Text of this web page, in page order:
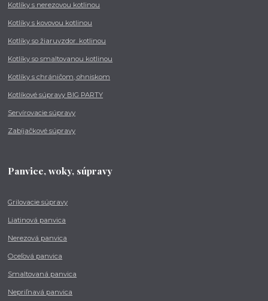
Kotlíky s nerezovou kotlinou
Kotlíky s kovovou kotlinou
Kotlíky so žiaruvzdor. kotlinou
Kotlíky so smaltovanou kotlinou
Kotlíky s chráničom, ohniskom
Kotlíkové súpravy BIG PARTY
Servírovacie súpravy
Zabíjačkové súpravy
Panvice, woky, súpravy
Grilovacie súpravy
Liatinová panvica
Nerezová panvica
Oceľová panvica
Smaltovaná panvica
Nepriľnavá panvica